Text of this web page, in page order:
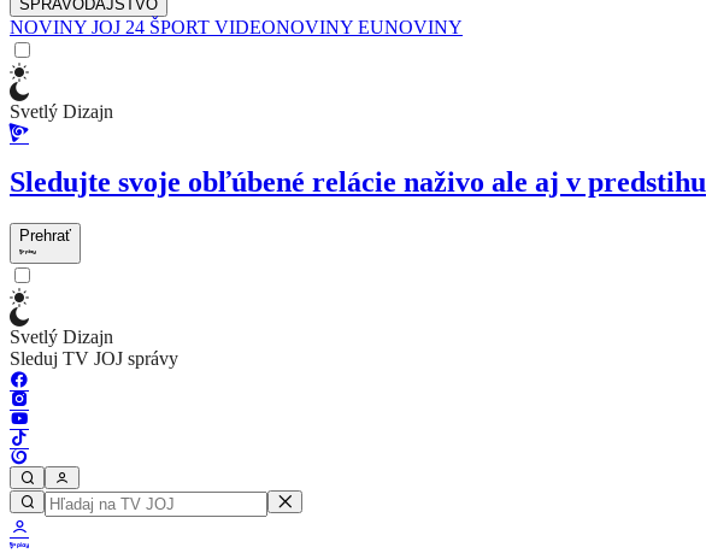
SPRAVODAJSTVO
NOVINY JOJ 24 ŠPORT VIDEONOVINY EUNOVINY
Svetlý Dizajn
Sledujte svoje obľúbené relácie naživo ale aj v predstihu
Prehrať
Svetlý Dizajn
Sleduj TV JOJ správy